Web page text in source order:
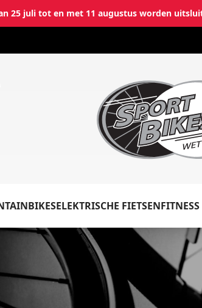
25 juli tot en met 11 augustus worden
ELEKTRISCHE FIETSEN
Wachtwoord *
Inloggen